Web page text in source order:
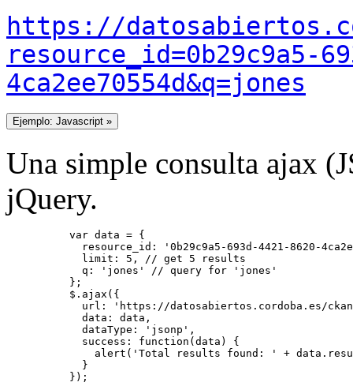
https://
resource_id=0b29c9a5-
4ca2ee70554d&q=jones
Ejemplo: Javascript »
Una simple consulta ajax
jQuery.
          var data = {
resource_id: '0b29c9a5-693d-4421-8620-
            limit: 5, // get 5 results
            q: 'jones' // query for 'jones'
          };
          $.ajax({
url: 'https://datosabiertos.cordoba.es/
            data: data,
            dataType: 'jsonp',
            success: function(data) {
alert('Total results found: ' +
            }
          });